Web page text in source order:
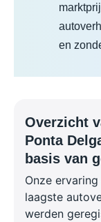
en
Overzicht
Ponta
basis van
Onze
laagste
werden